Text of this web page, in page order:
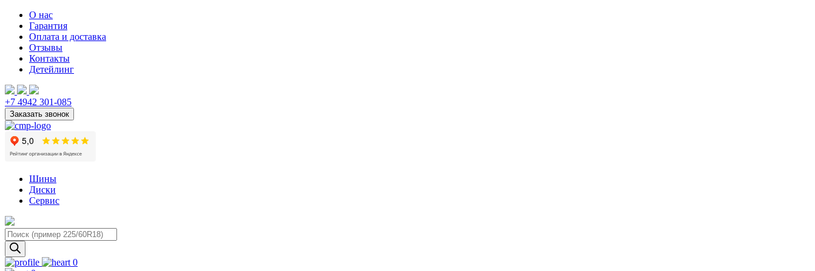
О нас
Гарантия
Оплата и доставка
Отзывы
Контакты
Детейлинг
+7 4942 301-085
Шины
Диски
Сервис
Поиск
товаров
0